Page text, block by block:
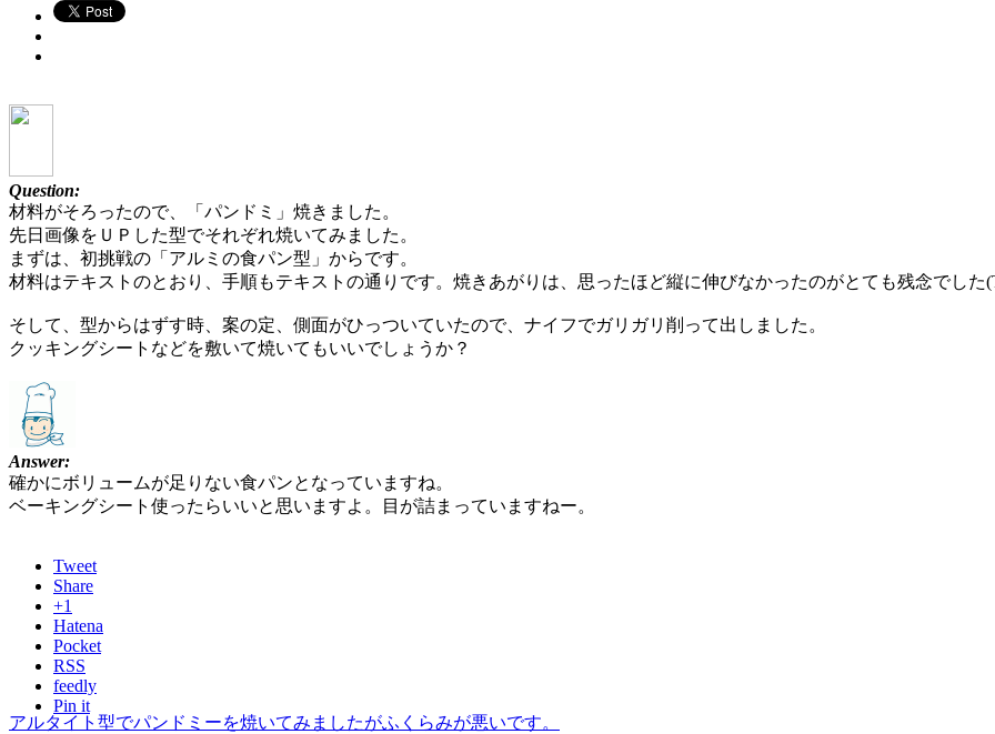
Question:
材料がそろったので、「パンドミ」焼きました。
先日画像をＵＰした型でそれぞれ焼いてみました。
まずは、初挑戦の「アルミの食パン型」からです。
材料はテキストのとおり、手順もテキストの通りです。焼きあがりは、思ったほど縦に伸びなかったのがとても残念でした
そして、型からはずす時、案の定、側面がひっついていたので、ナイフでガリガリ削って出しました。
クッキングシートなどを敷いて焼いてもいいでしょうか？
Answer:
確かにボリュームが足りない食パンとなっていますね。
ベーキングシート使ったらいいと思いますよ。目が詰まっていますねー。
Tweet
Share
+1
Hatena
Pocket
RSS
feedly
Pin it
アルタイト型でパンドミーを焼いてみましたがふくらみが悪いです。